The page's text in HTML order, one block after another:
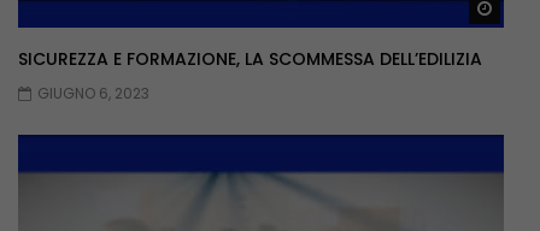
SICUREZZA E FORMAZIONE, LA SCOMMESSA DELL’EDILIZIA
GIUGNO 6, 2023